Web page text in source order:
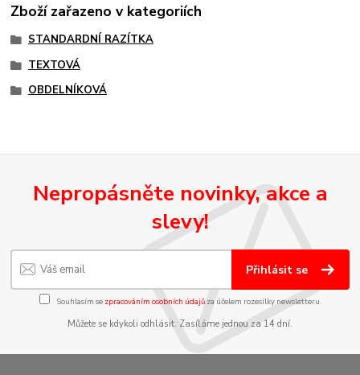
Zboží zařazeno v kategoriích
STANDARDNÍ RAZÍTKA
TEXTOVÁ
OBDELNÍKOVÁ
Nepropásněte novinky, akce a
slevy!
Přihlásit se
Souhlasím se zpracováním osobních údajůza účelem rozesílky newsletteru.
Můžete se kdykoli odhlásit. Zasíláme jednou za 14 dní.